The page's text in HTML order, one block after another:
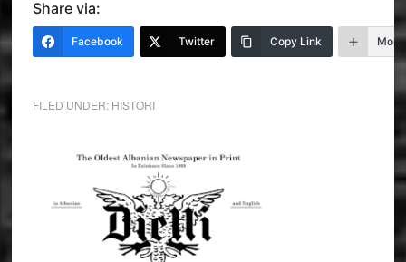
Share via:
Facebook Twitter Copy Link More
FILED UNDER: HISTORI